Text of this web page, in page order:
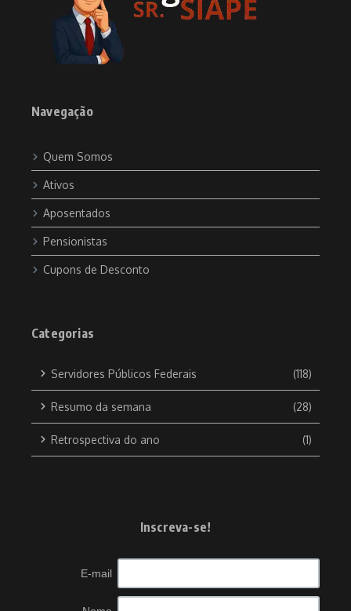
Navegação
Quem Somos
Ativos
Aposentados
Pensionistas
Cupons de Desconto
Categorias
Servidores Públicos Federais (118)
Resumo da semana (28)
Retrospectiva do ano (1)
Inscreva-se!
E-mail